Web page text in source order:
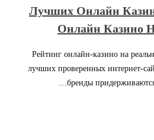
Лучших Онлайн
Онлайн Казино
Рейтинг онлайн-казино на
лучших проверенных интернет-
бренды